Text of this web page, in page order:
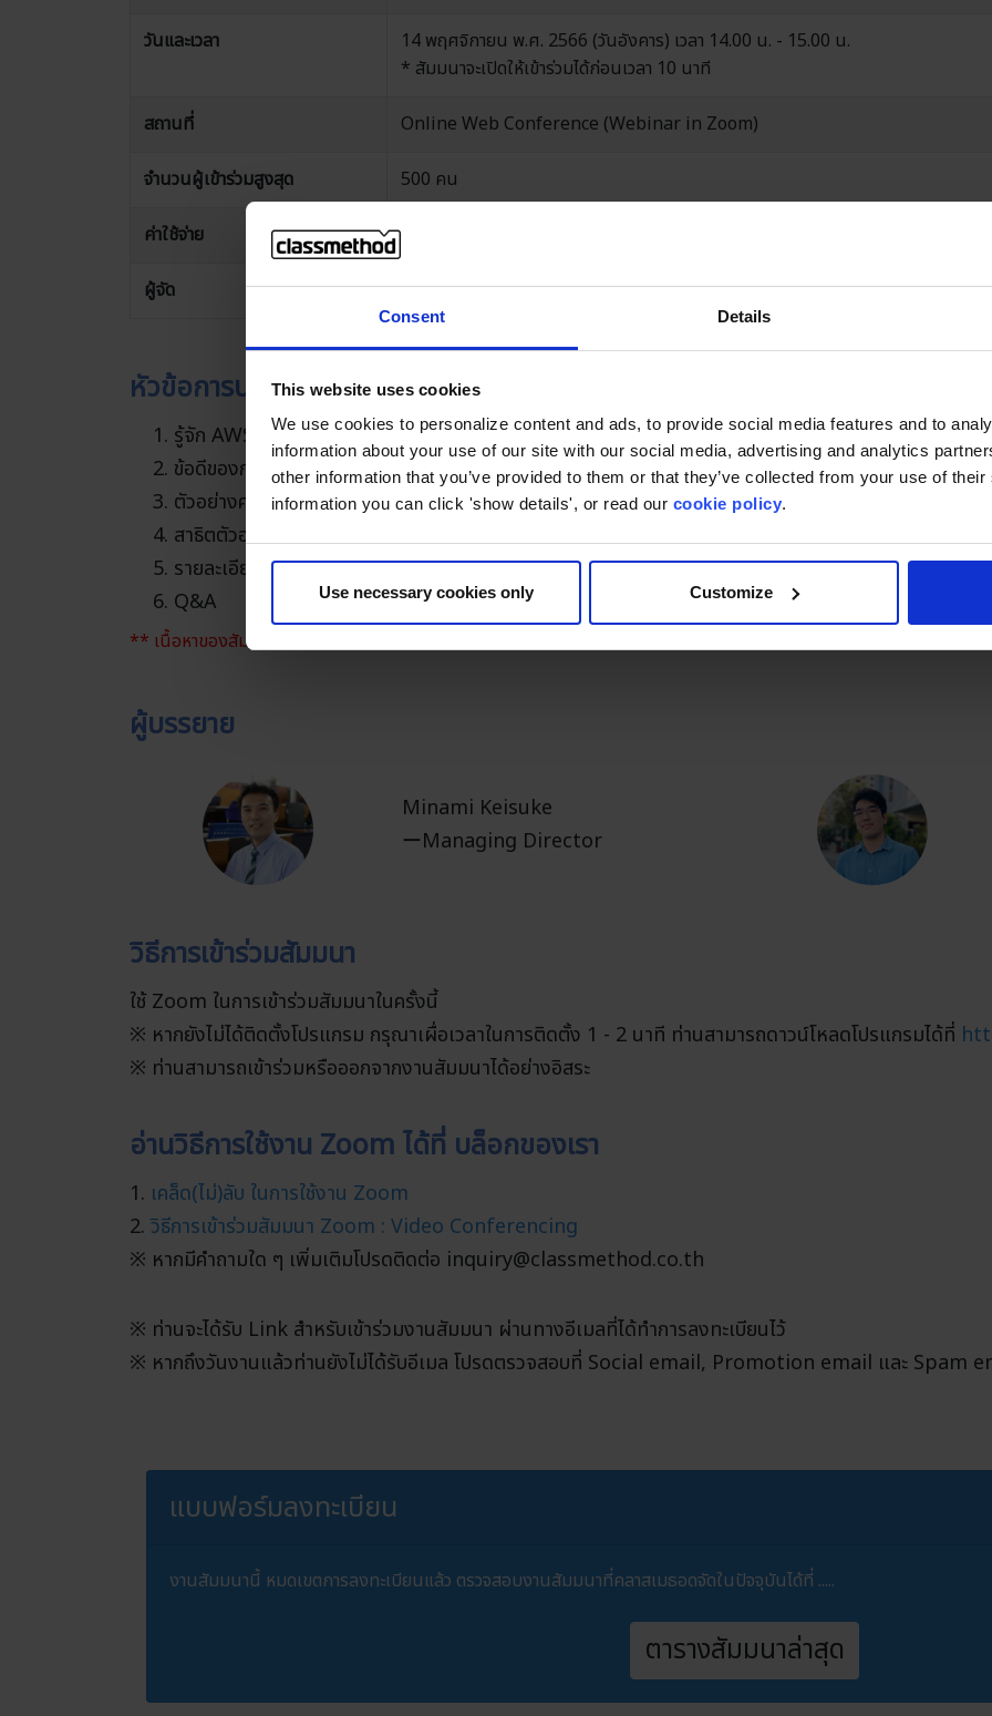
Consent Details
This website uses cookies
We use cookies to personalize content and ads, to provide social media features and to
information about your use of our site with our social media, advertising and analytics
other information that you’ve provided to them or that they’ve collected from your use of
information you can click 'show details', or read our cookie policy.
Use necessary cookies only Customize
วันและเวลา
14 พฤศจิกายน พ.ศ. 2566 (วันอังคาร) เวลา 14.00 น. - 15.00 น.
* สัมมนาจะเปิดให้เข้าร่วมได้ก่อนเวลา 10 นาที
สถานที่ Online Web Conference (Webinar in Zoom)
จำนวนผู้เข้าร่วมสูงสุด 500 คน
ค่าใช้จ่าย
ผู้จัด Classmethod (Thailand) Co., Ltd.
หัวข้อการบรรยาย
รู้จัก AWS
ข้อดีของการใช้งาน WordPress บน Amazon Lightsail
ตัวอย่างค่าใช้จ่าย
สาธิตตัวอย่างการใช้งาน
รายละเอียดการอบรมฟรี (Amazon Lightsail WordPress)
Q&A
** เนื้อหาของสัมมนาอาจเปลี่ยนแปลงได้โดยไม่ต้องแจ้งให้ทราบล่วงหน้า
ผู้บรรยาย
Minami Keisuke
ーManaging Director
วิธีการเข้าร่วมสัมมนา
ใช้ Zoom ในการเข้าร่วมสัมมนาในครั้งนี้
※ หากยังไม่ได้ติดตั้งโปรแกรม กรุณาเผื่อเวลาในการติดตั้ง 1 - 2 นาที ท่านสามารถดาวน์โหลดโปรแกรมได้ที่
※ ท่านสามารถเข้าร่วมหรือออกจากงานสัมมนาได้อย่างอิสระ
อ่านวิธีการใช้งาน Zoom ได้ที่ บล็อกของเรา
1. เคล็ด(ไม่)ลับ ในการใช้งาน Zoom
2. วิธีการเข้าร่วมสัมมนา Zoom : Video Conferencing
※ หากมีคำถามใด ๆ เพิ่มเติมโปรดติดต่อ inquiry@classmethod.co.th
※ ท่านจะได้รับ Link สำหรับเข้าร่วมงานสัมมนา ผ่านทางอีเมลที่ได้ทำการลงทะเบียนไว้
※ หากถึงวันงานแล้วท่านยังไม่ได้รับอีเมล โปรดตรวจสอบที่ Social email, Promotion email และ Spam
แบบฟอร์มลงทะเบียน
งานสัมมนานี้ หมดเขตการลงทะเบียนแล้ว ตรวจสอบงานสัมมนาที่คลาสเมธอดจัดในปัจจุบันได้ที่ .....
ตารางสัมมนาล่าสุด